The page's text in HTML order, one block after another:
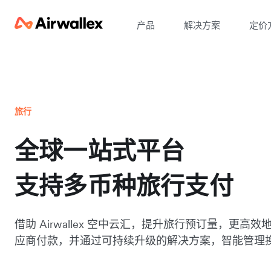
产品 解决方案 定价
旅行
全球一站式平台
支持多币种旅行支付
借助 Airwallex 空中云汇，提升旅行预订量，更高效
应商付款，并通过可持续升级的解决方案，智能管理